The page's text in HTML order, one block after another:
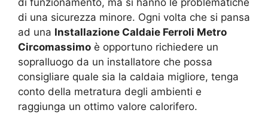
di una sicurezza minore. Ogni volta che si pansa
ad una Installazione Caldaie Ferroli Metro
Circomassimo è opportuno richiedere un
sopralluogo da un installatore che possa
consigliare quale sia la caldaia migliore, tenga
conto della metratura degli ambienti e
raggiunga un ottimo valore calorifero.